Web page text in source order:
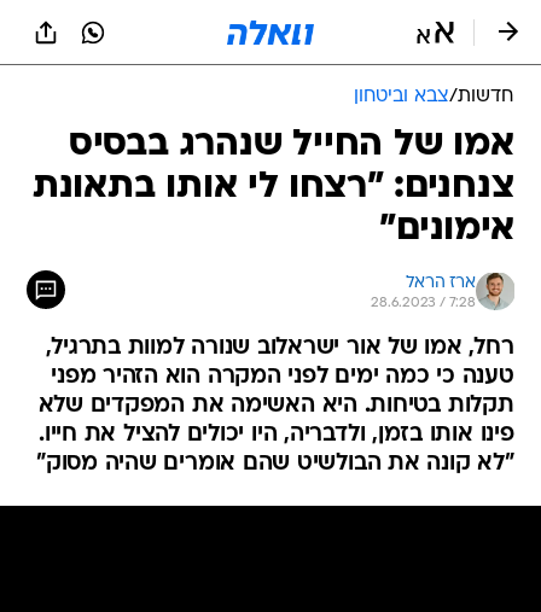
חדשות/צבא וביטחון
אמו של החייל שנהרג בבסיס
צנחנים: "רצחו לי אותו בתאונת
אימונים"
ארז הראל
28.6.2023 / 7:28
רחל, אמו של אור ישראלוב שנורה למוות בתרגיל,
טענה כי כמה ימים לפני המקרה הוא הזהיר מפני
תקלות בטיחות. היא האשימה את המפקדים שלא
פינו אותו בזמן, ולדבריה, היו יכולים להציל את חייו.
"לא קונה את הבולשיט שהם אומרים שהיה מסוק"